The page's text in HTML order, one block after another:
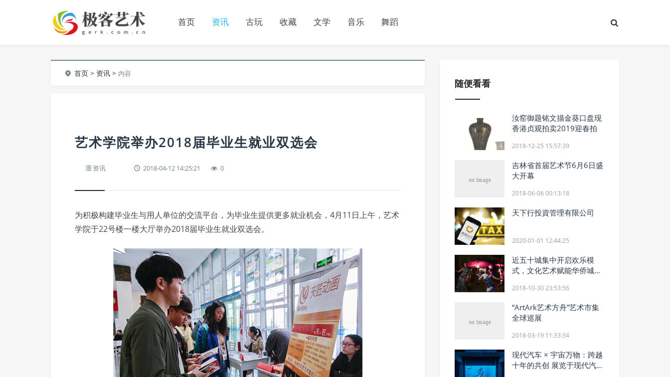
首页 资讯 古玩 收藏 文学 音乐 舞蹈
首页 > 资讯 > 内容
艺术学院举办2018届毕业生就业双选会
资讯 2018-04-12 14:25:21 0
为积极构建毕业生与用人单位的交流平台，为毕业生提供更多就业机会，4月11日上午，艺术
学院于22号楼一楼大厅举办2018届毕业生就业双选会。
随便看看
汝窑御题铭文描金葵口盘现
香港贞观拍卖2019迎春拍
2018-12-25 15:57:39
吉林省首届艺术节6月6日盛
大开幕
2018-06-06 00:13:18
天下行投資管理有限公司
2020-01-01 12:44:25
近五十城集中开启欢乐模
式，文化艺术赋能华侨城大
2018-10-30 23:53:56
“ArtArk艺术方舟”艺术市集
全球巡展
2018-03-19 11:33:34
现代汽车 × 宇宙万物：跨越
十年的共创 展览于现代汽车